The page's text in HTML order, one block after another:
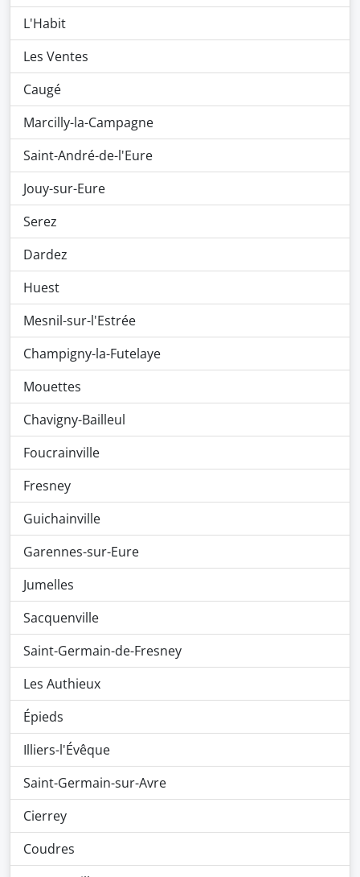
L'Habit
Les Ventes
Caugé
Marcilly-la-Campagne
Saint-André-de-l'Eure
Jouy-sur-Eure
Serez
Dardez
Huest
Mesnil-sur-l'Estrée
Champigny-la-Futelaye
Mouettes
Chavigny-Bailleul
Foucrainville
Fresney
Guichainville
Garennes-sur-Eure
Jumelles
Sacquenville
Saint-Germain-de-Fresney
Les Authieux
Épieds
Illiers-l'Évêque
Saint-Germain-sur-Avre
Cierrey
Coudres